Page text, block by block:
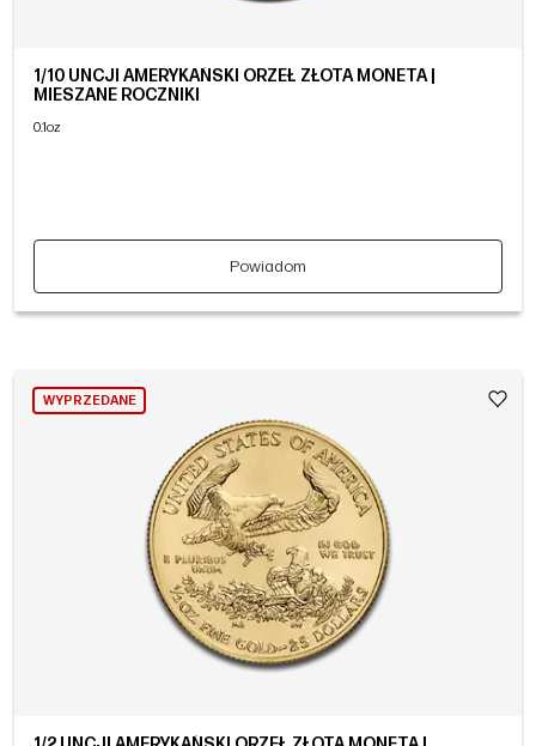
1/10 UNCJI AMERYKAŃSKI ORZEŁ ZŁOTA MONETA |
MIESZANE ROCZNIKI
0.1oz
Powiadom
WYPRZEDANE